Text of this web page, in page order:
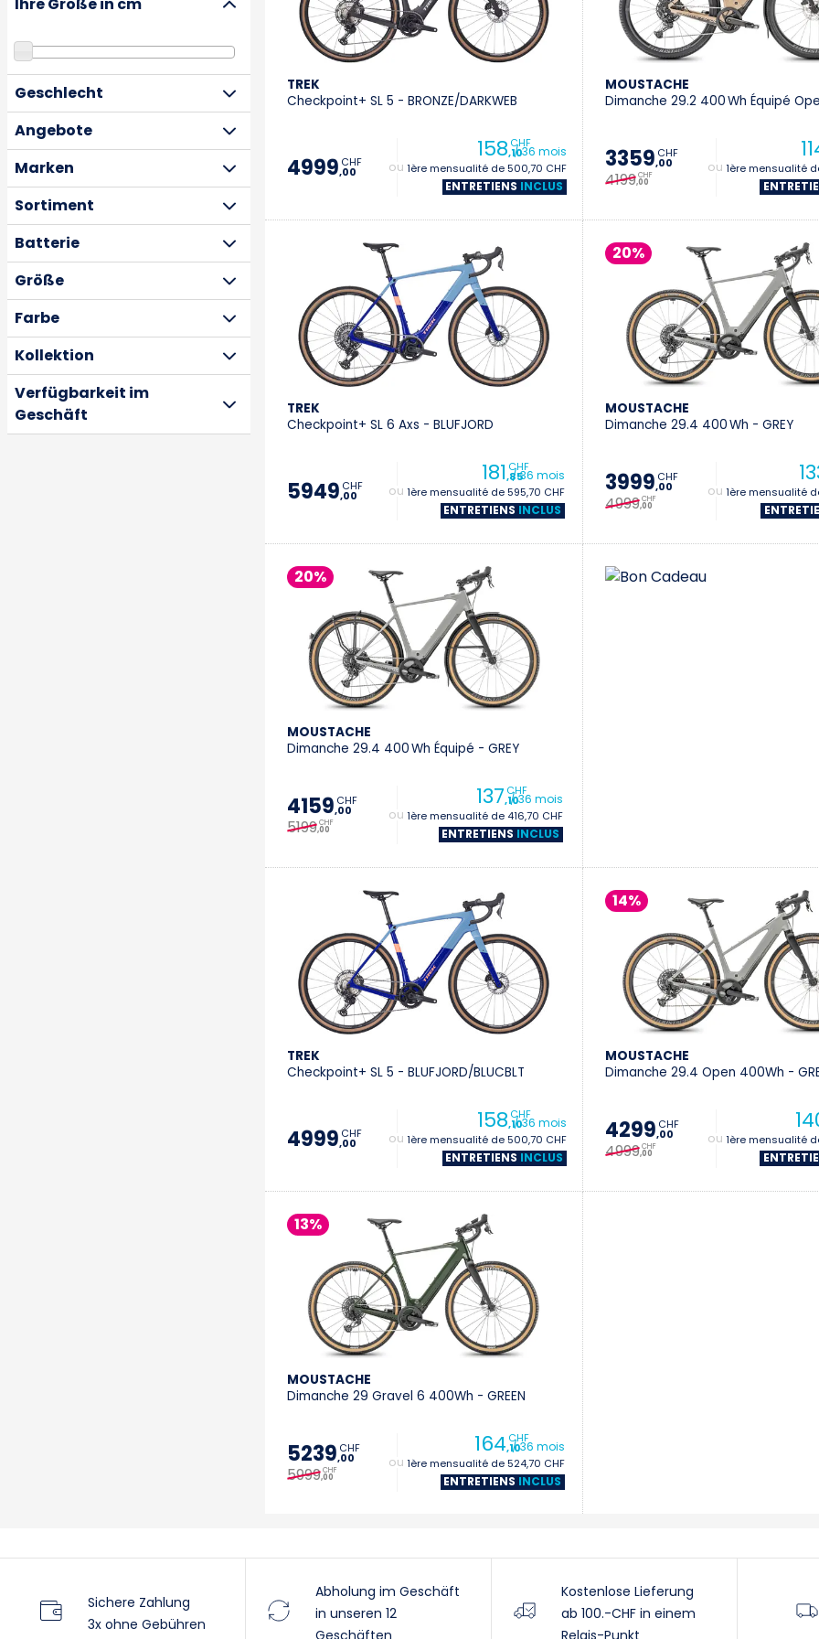
Geschlecht
Angebote
Marken
Sortiment
Batterie
Größe
Farbe
Kollektion
Verfügbarkeit im
Geschäft
TREK
Checkpoint+ SL 5 - BRONZE/DARKWEB
4999,00
CHF 158,10
CHF
/ 36 mois
+ 1ère mensualité de 500,70 CHF
ENTRETIENS INCLUS
MOUSTACHE
Dimanche 29.2 400 Wh Équipé
3359,00
CHF
4199,00
CHF + 1ère mensualité
TREK
Checkpoint+ SL 6 Axs - BLUFJORD
5949,00
CHF 181,85
CHF
/ 36 mois
+ 1ère mensualité de 595,70 CHF
ENTRETIENS INCLUS
20%
MOUSTACHE
Dimanche 29.4 400 Wh - GREY
3999,00
CHF
4999,00
CHF + 1ère mensualité
20%
MOUSTACHE
Dimanche 29.4 400 Wh Équipé - GREY
4159,00
CHF
5199,00
CHF
137,10
CHF
/ 36 mois
+ 1ère mensualité de 416,70 CHF
ENTRETIENS INCLUS
TREK
Checkpoint+ SL 5 - BLUFJORD/BLUCBLT
4999,00
CHF 158,10
CHF
/ 36 mois
+ 1ère mensualité de 500,70 CHF
ENTRETIENS INCLUS
14%
MOUSTACHE
Dimanche 29.4 Open 400Wh -
4299,00
CHF
4999,00
CHF + 1ère mensualité
13%
MOUSTACHE
Dimanche 29 Gravel 6 400Wh - GREEN
5239,00
CHF
5999,00
CHF
164,10
CHF
/ 36 mois
+ 1ère mensualité de 524,70 CHF
ENTRETIENS INCLUS
Sichere Zahlung
3x ohne Gebühren
Abholung im Geschäft
in unseren 12
Kostenlose Lieferung
ab 100.-CHF in einem